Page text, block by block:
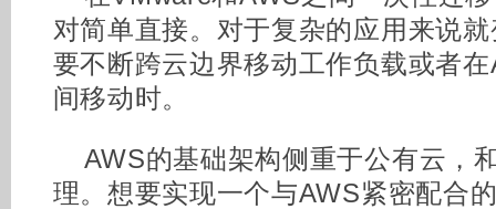
对简单直接。对于复杂的应用来说
要不断跨云边界移动工作负载或者
间移动时。
AWS的基础架构侧重于公有云，
理。想要实现一个与AWS紧密配合